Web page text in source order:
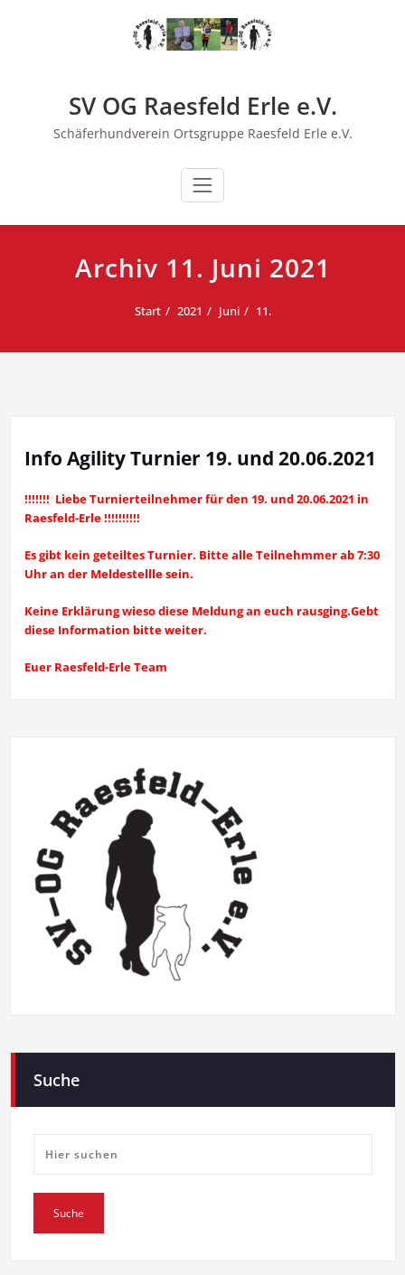
SV OG Raesfeld Erle e.V.
Schäferhundverein Ortsgruppe Raesfeld Erle e.V.
Archiv 11. Juni 2021
Start 2021 Juni 11.
Info Agility Turnier 19. und 20.06.2021
!!!!!!! Liebe Turnierteilnehmer für den 19. und 20.06.2021 in
Raesfeld-Erle !!!!!!!!!!
Es gibt kein geteiltes Turnier. Bitte alle Teilnehmmer ab 7:30
Uhr an der Meldestellle sein.
Keine Erklärung wieso diese Meldung an euch rausging.Gebt
diese Information bitte weiter.
Euer Raesfeld-Erle Team
Suche